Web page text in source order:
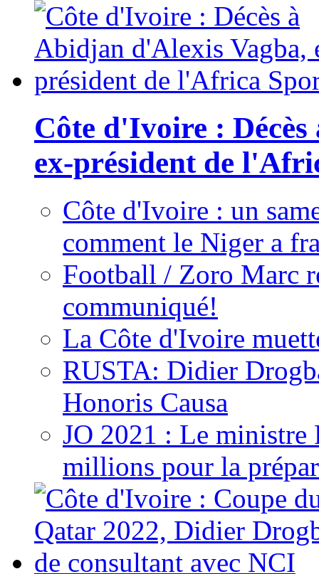
Côte d'Ivoire :
ex-président de
Côte d'Ivoire : un
comment le Niger a
Football / Zoro Marc
communiqué!
La Côte d'Ivoire
RUSTA: Didier
Honoris Causa
JO 2021 : Le ministre
millions pour la